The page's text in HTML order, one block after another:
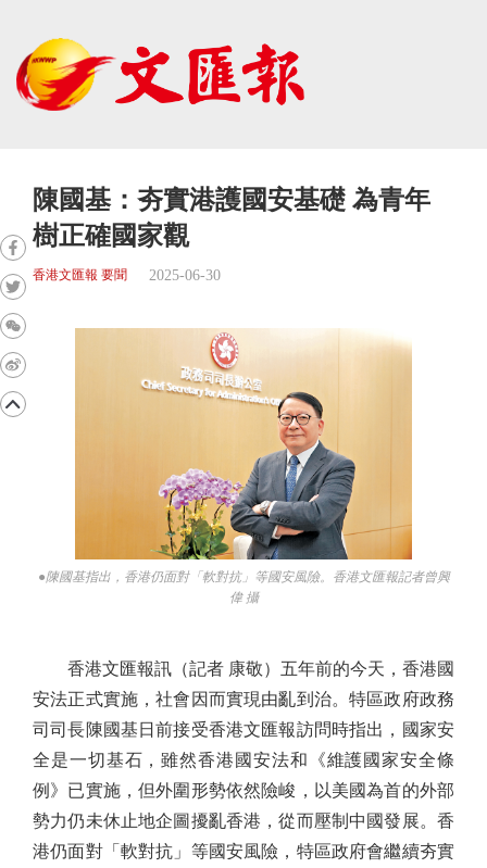
陳國基：夯實港護國安基礎 為青年
樹正確國家觀
香港文匯報 要聞 2025-06-30
●陳國基指出，香港仍面對「軟對抗」等國安風險。香港文匯報記者曾興
偉 攝
香港文匯報訊（記者 康敬）五年前的今天，香港國
安法正式實施，社會因而實現由亂到治。特區政府政務
司司長陳國基日前接受香港文匯報訪問時指出，國家安
全是一切基石，雖然香港國安法和《維護國家安全條
例》已實施，但外圍形勢依然險峻，以美國為首的外部
勢力仍未休止地企圖擾亂香港，從而壓制中國發展。香
港仍面對「軟對抗」等國安風險，特區政府會繼續夯實